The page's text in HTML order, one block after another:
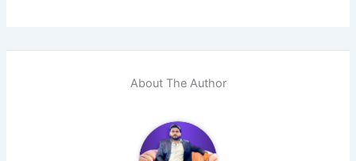
About The Author